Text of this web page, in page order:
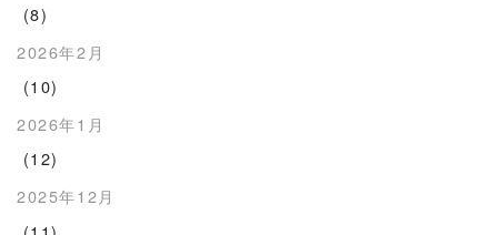
(8)
2026年2月
(10)
2026年1月
(12)
2025年12月